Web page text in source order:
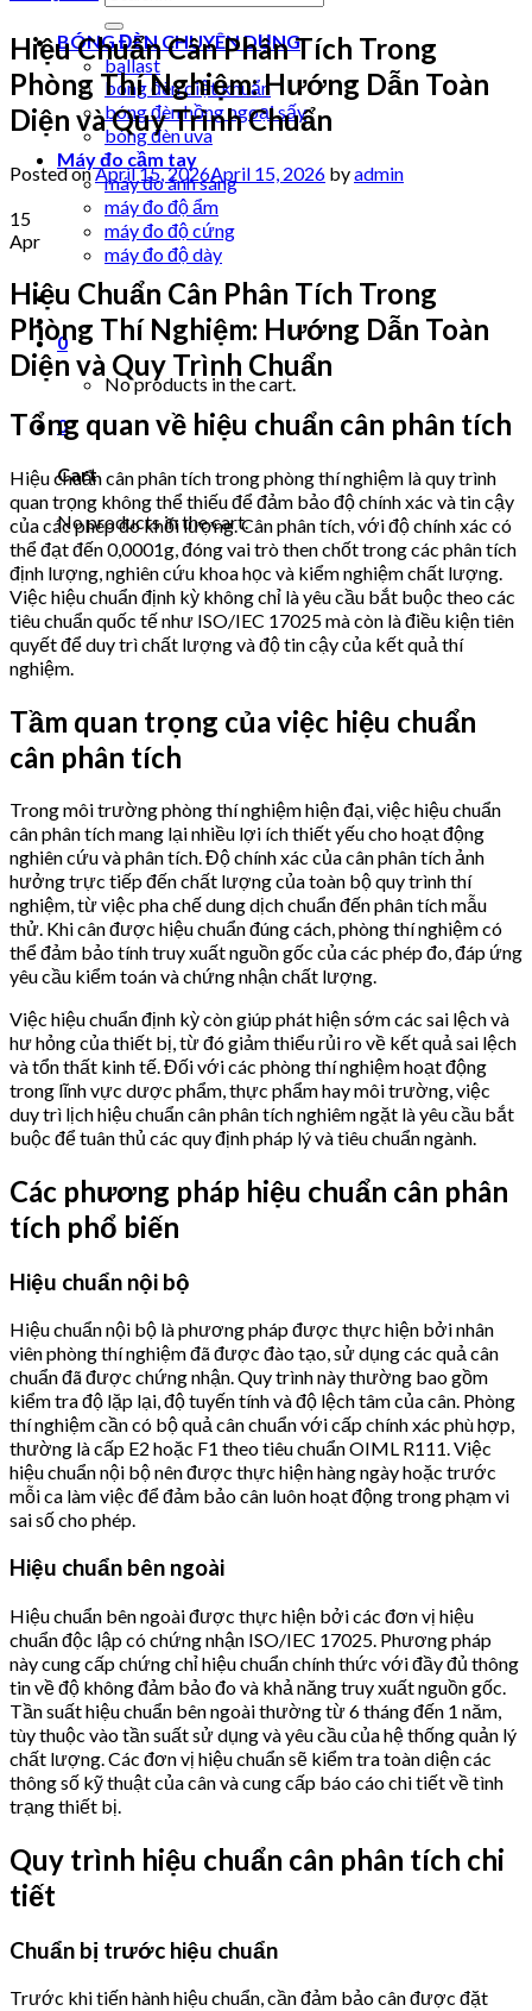
for:
BÓNG ĐÈN CHUYÊN DỤNG
ballast
bóng đèn diệt khuẩn
bóng đèn hồng ngoại sấy
bóng đèn uva
Máy đo cầm tay
máy đo ánh sáng
máy đo độ ẩm
máy đo độ cứng
máy đo độ dày
0
No products in the cart.
0
Cart
No products in the cart.
Hiệu Chuẩn Cân Phân Tích Trong
Phòng Thí Nghiệm: Hướng Dẫn Toàn
Diện và Quy Trình Chuẩn
Posted onApril 15, 2026April 15, 2026 byadmin
15
Apr
Hiệu Chuẩn Cân Phân Tích Trong
Phòng Thí Nghiệm: Hướng Dẫn Toàn
Diện và Quy Trình Chuẩn
Tổng quan về hiệu chuẩn cân phân tích
Hiệu chuẩn cân phân tích trong phòng thí nghiệm là quy trình
quan trọng không thể thiếu để đảm bảo độ chính xác và tin cậy
của các phép đo khối lượng. Cân phân tích, với độ chính xác có
thể đạt đến 0,0001g, đóng vai trò then chốt trong các phân tích
định lượng, nghiên cứu khoa học và kiểm nghiệm chất lượng.
Việc hiệu chuẩn định kỳ không chỉ là yêu cầu bắt buộc theo các
tiêu chuẩn quốc tế như ISO/IEC 17025 mà còn là điều kiện tiên
quyết để duy trì chất lượng và độ tin cậy của kết quả thí
nghiệm.
Tầm quan trọng của việc hiệu chuẩn
cân phân tích
Trong môi trường phòng thí nghiệm hiện đại, việc hiệu chuẩn
cân phân tích mang lại nhiều lợi ích thiết yếu cho hoạt động
nghiên cứu và phân tích. Độ chính xác của cân phân tích ảnh
hưởng trực tiếp đến chất lượng của toàn bộ quy trình thí
nghiệm, từ việc pha chế dung dịch chuẩn đến phân tích mẫu
thử. Khi cân được hiệu chuẩn đúng cách, phòng thí nghiệm có
thể đảm bảo tính truy xuất nguồn gốc của các phép đo, đáp ứng
yêu cầu kiểm toán và chứng nhận chất lượng.
Việc hiệu chuẩn định kỳ còn giúp phát hiện sớm các sai lệch và
hư hỏng của thiết bị, từ đó giảm thiểu rủi ro về kết quả sai lệch
và tổn thất kinh tế. Đối với các phòng thí nghiệm hoạt động
trong lĩnh vực dược phẩm, thực phẩm hay môi trường, việc
duy trì lịch hiệu chuẩn cân phân tích nghiêm ngặt là yêu cầu bắt
buộc để tuân thủ các quy định pháp lý và tiêu chuẩn ngành.
Các phương pháp hiệu chuẩn cân phân
tích phổ biến
Hiệu chuẩn nội bộ
Hiệu chuẩn nội bộ là phương pháp được thực hiện bởi nhân
viên phòng thí nghiệm đã được đào tạo, sử dụng các quả cân
chuẩn đã được chứng nhận. Quy trình này thường bao gồm
kiểm tra độ lặp lại, độ tuyến tính và độ lệch tâm của cân. Phòng
thí nghiệm cần có bộ quả cân chuẩn với cấp chính xác phù hợp,
thường là cấp E2 hoặc F1 theo tiêu chuẩn OIML R111. Việc
hiệu chuẩn nội bộ nên được thực hiện hàng ngày hoặc trước
mỗi ca làm việc để đảm bảo cân luôn hoạt động trong phạm vi
sai số cho phép.
Hiệu chuẩn bên ngoài
Hiệu chuẩn bên ngoài được thực hiện bởi các đơn vị hiệu
chuẩn độc lập có chứng nhận ISO/IEC 17025. Phương pháp
này cung cấp chứng chỉ hiệu chuẩn chính thức với đầy đủ thông
tin về độ không đảm bảo đo và khả năng truy xuất nguồn gốc.
Tần suất hiệu chuẩn bên ngoài thường từ 6 tháng đến 1 năm,
tùy thuộc vào tần suất sử dụng và yêu cầu của hệ thống quản lý
chất lượng. Các đơn vị hiệu chuẩn sẽ kiểm tra toàn diện các
thông số kỹ thuật của cân và cung cấp báo cáo chi tiết về tình
trạng thiết bị.
Quy trình hiệu chuẩn cân phân tích chi
tiết
Chuẩn bị trước hiệu chuẩn
Trước khi tiến hành hiệu chuẩn, cần đảm bảo cân được đặt